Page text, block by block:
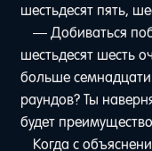
шестьдесят пять,
— Добиваться
шестьдесят шесть
больше
раундов? Ты
будет
Когда с